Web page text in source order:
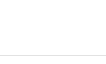
では、国産車・輸入車問